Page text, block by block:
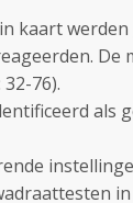
kaart
De
76).
als